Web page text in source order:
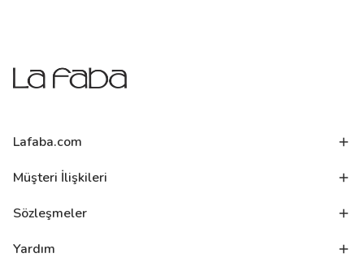
Lafaba.com
Müşteri İlişkileri
Sözleşmeler
Yardım